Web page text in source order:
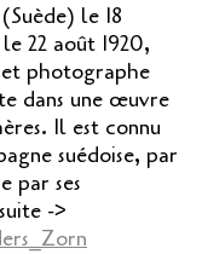
le 18
22 août 1920,
photographe
dans une œuvre
Il est connu
suédoise, par
par ses
->